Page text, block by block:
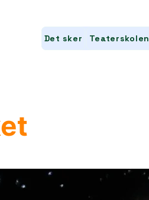
Det sker Teaterskolen